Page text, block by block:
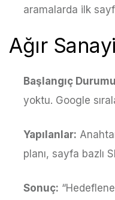
aramalarda ilk
Ağır
Başlangıç
yoktu. Google
Yapılanlar:
planı, sayfa bazlı
Sonuç: